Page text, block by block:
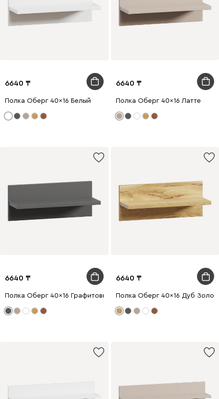
6640
Полка Оберг 40x16 Белый
6640
Полка Оберг 40x16 Латте
6640
Полка Оберг 40x16 Графитовый
6640
Полка Оберг 40x16 Дуб